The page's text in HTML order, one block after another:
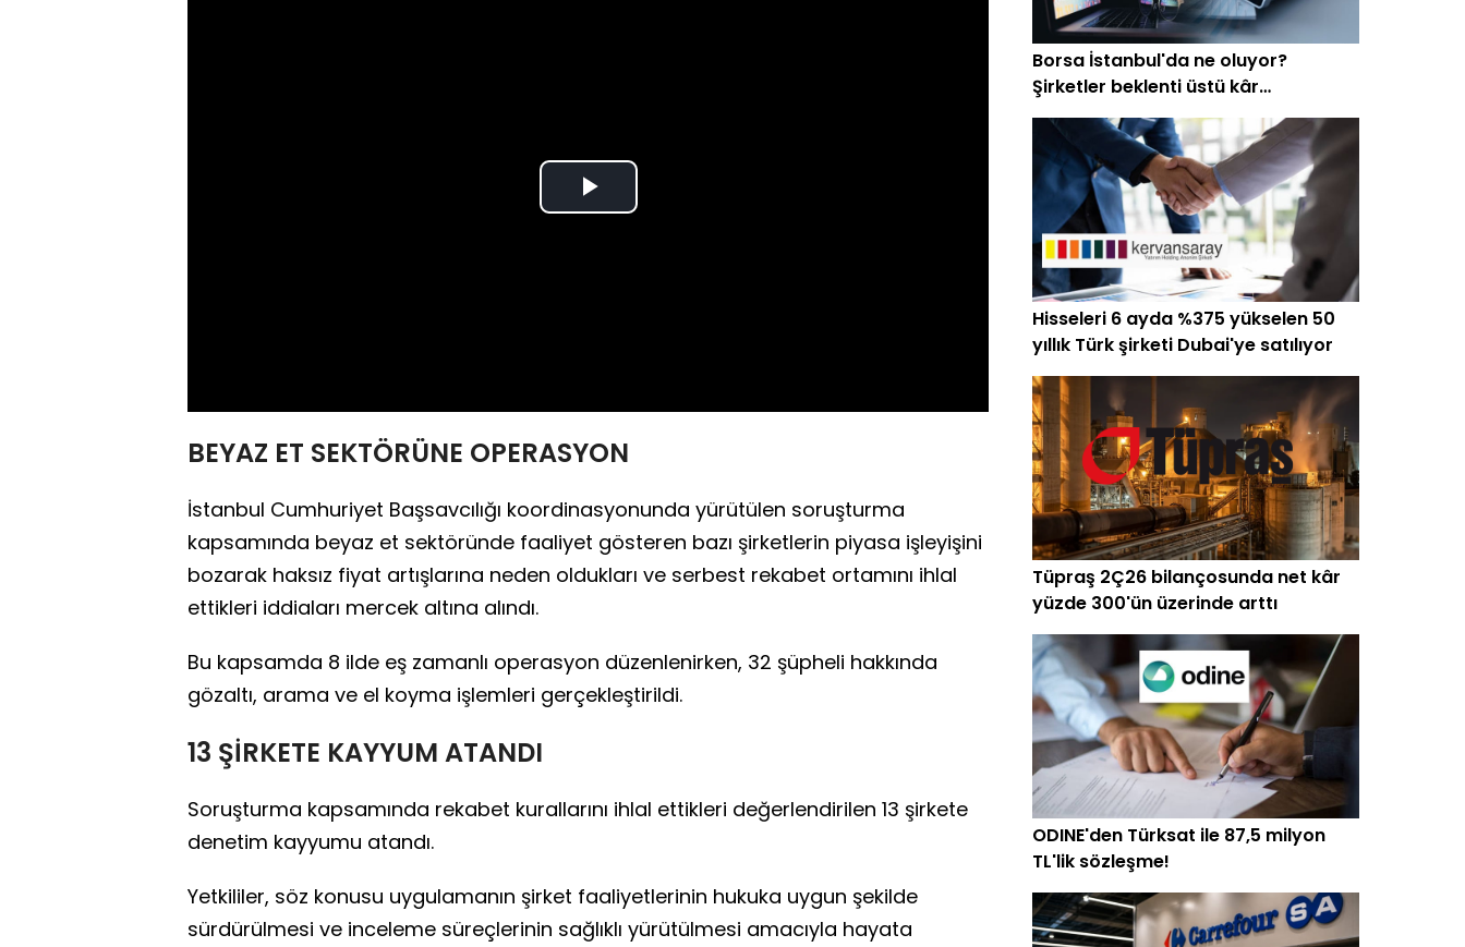
Play
BEYAZ ET SEKTÖRÜNE OPERASYON
İstanbul Cumhuriyet Başsavcılığı koordinasyonunda yürütülen soruşturma
kapsamında beyaz et sektöründe faaliyet gösteren bazı şirketlerin piyasa işleyişini
bozarak haksız fiyat artışlarına neden oldukları ve serbest rekabet ortamını ihlal
ettikleri iddiaları mercek altına alındı.
Bu kapsamda 8 ilde eş zamanlı operasyon düzenlenirken, 32 şüpheli hakkında
gözaltı, arama ve el koyma işlemleri gerçekleştirildi.
13 ŞİRKETE KAYYUM ATANDI
Soruşturma kapsamında rekabet kurallarını ihlal ettikleri değerlendirilen 13 şirkete
denetim kayyumu atandı.
Yetkililer, söz konusu uygulamanın şirket faaliyetlerinin hukuka uygun şekilde
sürdürülmesi ve inceleme süreçlerinin sağlıklı yürütülmesi amacıyla hayata
Borsa İstanbul'da ne oluyor?
Şirketler beklenti üstü kâr
açıklamaya başladı
Hisseleri 6 ayda %375 yükselen 50
yıllık Türk şirketi Dubai'ye satılıyor
Tüpraş 2Ç26 bilançosunda net kâr
yüzde 300'ün üzerinde arttı
ODINE'den Türksat ile 87,5 milyon
TL'lik sözleşme!